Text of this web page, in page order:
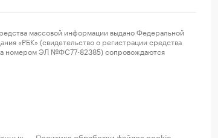
массовой информации выдано Федеральной
«РБК» (свидетельство о регистрации средства
номером ЭЛ №ФС77-82385) сопровождаются